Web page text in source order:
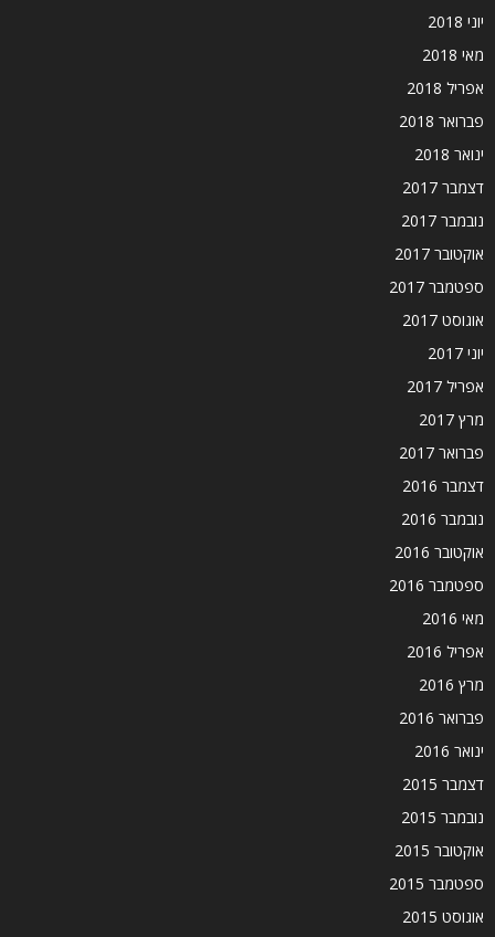
יוני 2018
מאי 2018
אפריל 2018
פברואר 2018
ינואר 2018
דצמבר 2017
נובמבר 2017
אוקטובר 2017
ספטמבר 2017
אוגוסט 2017
יוני 2017
אפריל 2017
מרץ 2017
פברואר 2017
דצמבר 2016
נובמבר 2016
אוקטובר 2016
ספטמבר 2016
מאי 2016
אפריל 2016
מרץ 2016
פברואר 2016
ינואר 2016
דצמבר 2015
נובמבר 2015
אוקטובר 2015
ספטמבר 2015
אוגוסט 2015